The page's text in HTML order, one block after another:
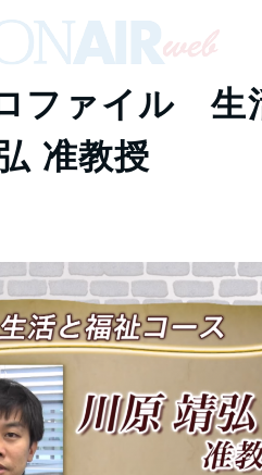
ファイル 生
准教授